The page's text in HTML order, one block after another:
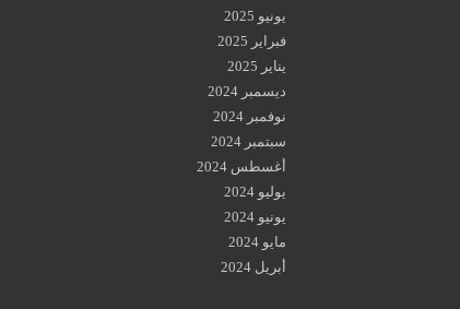
يونيو 2025
فبراير 2025
يناير 2025
ديسمبر 2024
نوفمبر 2024
سبتمبر 2024
أغسطس 2024
يوليو 2024
يونيو 2024
مايو 2024
أبريل 2024